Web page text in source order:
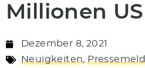
Millionen
Dezember 8, 2021
Neuigkeiten,